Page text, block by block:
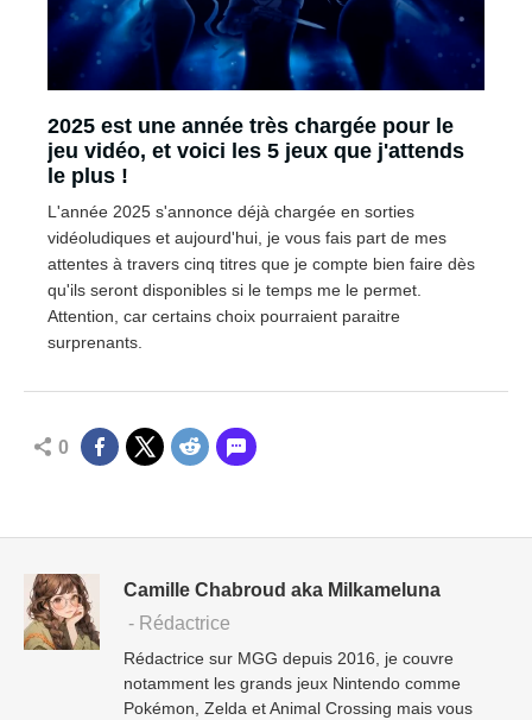
2025 est une année très chargée pour le
jeu vidéo, et voici les 5 jeux que j'attends
le plus !
L'année 2025 s'annonce déjà chargée en sorties
vidéoludiques et aujourd'hui, je vous fais part de mes
attentes à travers cinq titres que je compte bien faire dès
qu'ils seront disponibles si le temps me le permet.
Attention, car certains choix pourraient paraitre
surprenants.
0
Camille Chabroud aka Milkameluna
- Rédactrice
Rédactrice sur MGG depuis 2016, je couvre
notamment les grands jeux Nintendo comme
Pokémon, Zelda et Animal Crossing mais vous